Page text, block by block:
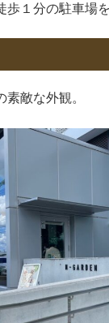
歩１分の駐車場
敵な外観。